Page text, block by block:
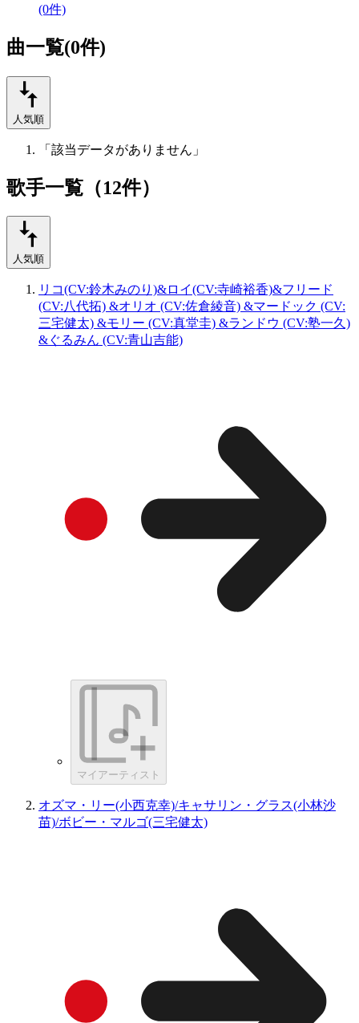
(0件)
曲一覧(0件)
人気順
「該当データがありません」
歌手一覧（12件）
人気順
リコ(CV:鈴木みのり)&ロイ(CV:寺崎裕香)&フリード
(CV:八代拓) &オリオ (CV:佐倉綾音) &マードック (CV:
三宅健太) &モリー (CV:真堂圭) &ランドウ (CV:塾一久)
&ぐるみん (CV:青山吉能)
マイアーティスト
オズマ・リー(小西克幸)/キャサリン・グラス(小林沙
苗)/ボビー・マルゴ(三宅健太)